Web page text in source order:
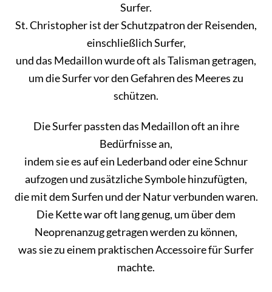
Surfer.
St. Christopher ist der Schutzpatron der Reisenden,
einschließlich Surfer,
und das Medaillon wurde oft als Talisman getragen,
um die Surfer vor den Gefahren des Meeres zu
schützen.
Die Surfer passten das Medaillon oft an ihre
Bedürfnisse an,
indem sie es auf ein Lederband oder eine Schnur
aufzogen und zusätzliche Symbole hinzufügten,
die mit dem Surfen und der Natur verbunden waren.
Die Kette war oft lang genug, um über dem
Neoprenanzug getragen werden zu können,
was sie zu einem praktischen Accessoire für Surfer
machte.